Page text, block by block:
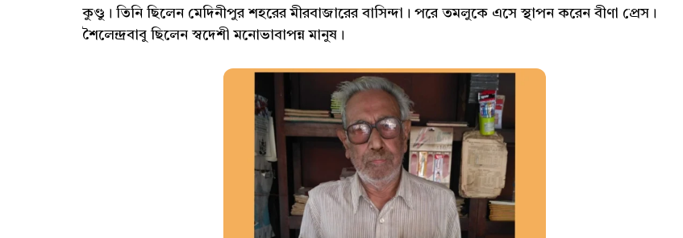
কুণ্ডু। তিনি ছিলেন মেদিনীপুর শহরের মীরবাজারের বাসিন্দা। পরে তমলুকে এসে স্থাপন করেন বীণা প্রেস।
শৈলেন্দ্রবাবু ছিলেন স্বদেশী মনোভাবাপন্ন মানুষ।